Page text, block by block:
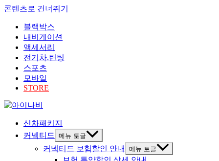
콘텐츠로 건너뛰기
블랙박스
내비게이션
액세서리
전기차.틴팅
스포츠
모바일
STORE
신차패키지
커넥티드
메뉴 토글
커넥티드 보험할인 안내 메뉴 토글